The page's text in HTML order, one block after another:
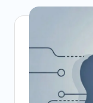
Zen